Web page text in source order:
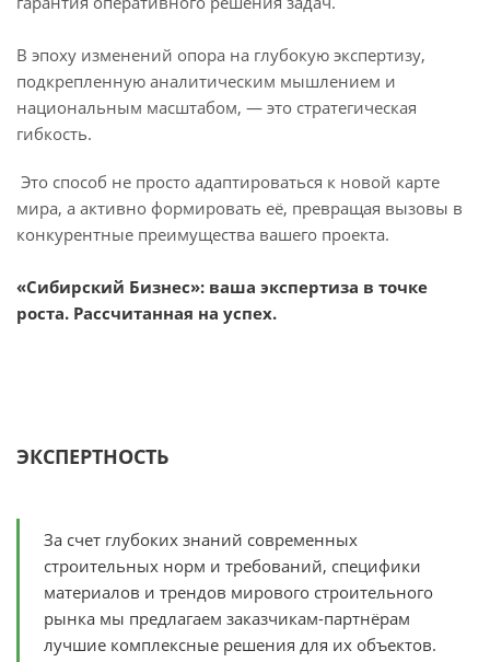
В эпоху изменений опора на глубокую экспертизу,
подкрепленную аналитическим мышлением и
национальным масштабом, — это стратегическая
гибкость.
Это способ не просто адаптироваться к новой карте
мира, а активно формировать её, превращая вызовы в
конкурентные преимущества вашего проекта.
«Сибирский Бизнес»: ваша экспертиза в точке
роста. Рассчитанная на успех.
ЭКСПЕРТНОСТЬ
За счет глубоких знаний современных
строительных норм и требований, специфики
материалов и трендов мирового строительного
рынка мы предлагаем заказчикам-партнёрам
лучшие комплексные решения для их объектов.